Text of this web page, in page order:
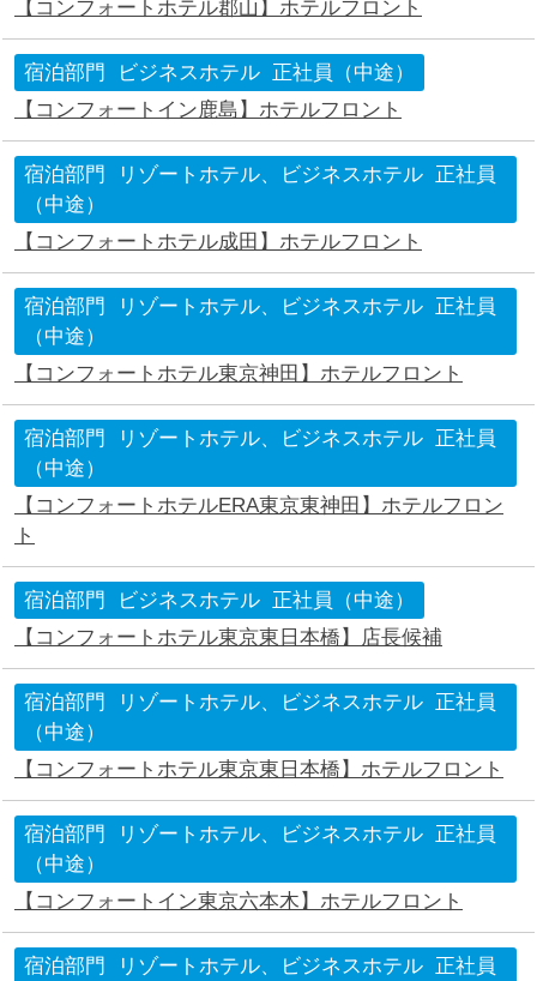
【コンフォートホテル郡山】ホテルフロント
宿泊部門 ビジネスホテル
正社員（中途）
【コンフォートイン鹿島】ホテルフロント
宿泊部門 リゾートホテル、ビジネスホテル
正社員
（中途）
【コンフォートホテル成田】ホテルフロント
宿泊部門 リゾートホテル、ビジネスホテル
正社員
（中途）
【コンフォートホテル東京神田】ホテルフロント
宿泊部門 リゾートホテル、ビジネスホテル
正社員
（中途）
【コンフォートホテルERA東京東神田】ホテルフロン
ト
宿泊部門 ビジネスホテル
正社員（中途）
【コンフォートホテル東京東日本橋】店長候補
宿泊部門 リゾートホテル、ビジネスホテル
正社員
（中途）
【コンフォートホテル東京東日本橋】ホテルフロント
宿泊部門 リゾートホテル、ビジネスホテル
正社員
（中途）
【コンフォートイン東京六本木】ホテルフロント
宿泊部門 リゾートホテル、ビジネスホテル
正社員